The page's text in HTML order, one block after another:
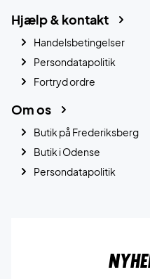
Hjælp & kontakt
Handelsbetingelser
Persondatapolitik
Fortryd ordre
Om os
Butik på Frederiksberg
Butik i Odense
Persondatapolitik